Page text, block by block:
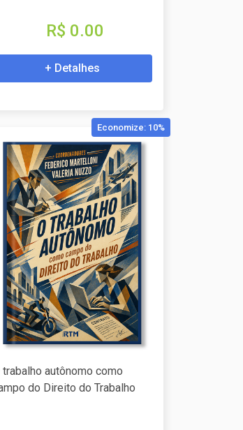
R$ 0.00
+ Detalhes
Economize: 10%
trabalho autônomo como
do Direito do Trabalho